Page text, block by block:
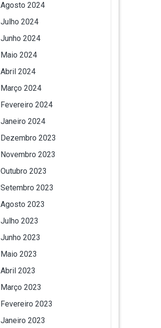
Agosto 2024
Julho 2024
Junho 2024
Maio 2024
Abril 2024
Março 2024
Fevereiro 2024
Janeiro 2024
Dezembro 2023
Novembro 2023
Outubro 2023
Setembro 2023
Agosto 2023
Julho 2023
Junho 2023
Maio 2023
Abril 2023
Março 2023
Fevereiro 2023
Janeiro 2023